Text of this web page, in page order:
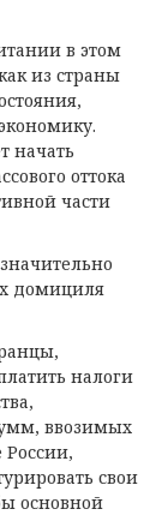
в этом
из страны
начать
оттока
части
домициля
налоги
ввозимых
России,
свои
основной